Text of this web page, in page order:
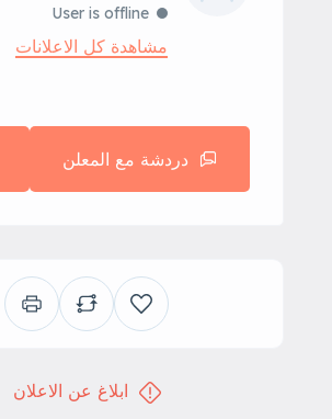
User is offline
مشاهدة كل الاعلانات
دردشة مع المعلن
ابلاغ عن الاعلان